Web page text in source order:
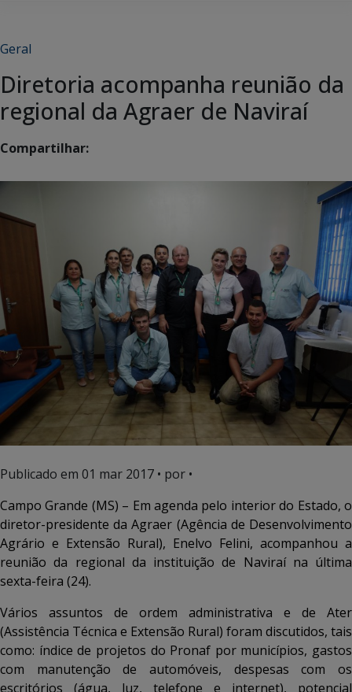
Geral
Diretoria acompanha reunião da
regional da Agraer de Naviraí
Compartilhar:
Publicado em 01 mar 2017 • por •
Campo Grande (MS) – Em agenda pelo interior do Estado, o
diretor-presidente da Agraer (Agência de Desenvolvimento
Agrário e Extensão Rural), Enelvo Felini, acompanhou a
reunião da regional da instituição de Naviraí na última
sexta-feira (24).
Vários assuntos de ordem administrativa e de Ater
(Assistência Técnica e Extensão Rural) foram discutidos, tais
como: índice de projetos do Pronaf por municípios, gastos
com manutenção de automóveis, despesas com os
escritórios (água, luz, telefone e internet), potencial